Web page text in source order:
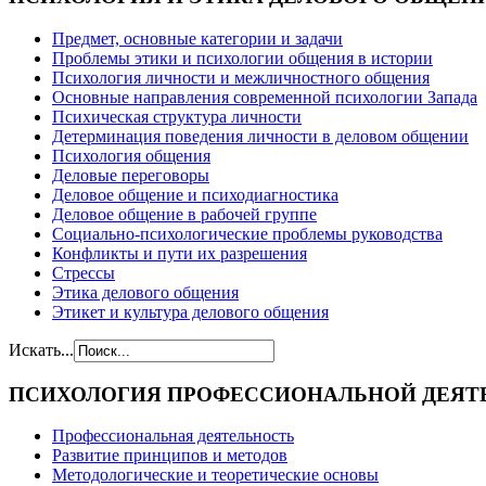
Предмет, основные категории и задачи
Проблемы этики и психологии общения в истории
Психология личности и межличностного общения
Основные направления современной психологии Запада
Психическая структура личности
Детерминация поведения личности в деловом общении
Психология общения
Деловые переговоры
Деловое общение и психодиагностика
Деловое общение в рабочей группе
Cоциально-психологические проблемы руководства
Конфликты и пути их разрешения
Стрессы
Этика делового общения
Этикет и культура делового общения
Искать...
ПСИХОЛОГИЯ ПРОФЕССИОНАЛЬНОЙ
Профессиональная деятельность
Развитие принципов и методов
Методологические и теоретические основы